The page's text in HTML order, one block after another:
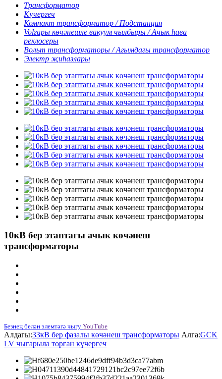
Трансформатор
Күчергеч
Компакт трансформатор / Подстанция
Volгары көчәнешле вакуум чылбыры / Ачык һава
реклосеры
Вольт трансформаторы / Агымдагы трансформатор
Электр җиһазлары
10кВ бер этаптагы ачык көчәнеш
трансформаторы
Безнең белән элемтәгә чыгу YouTube
Алдагы:33кВ бер фазалы көчәнеш трансформаторы Алга:GCK
LV чыгарыла торган күчергеч